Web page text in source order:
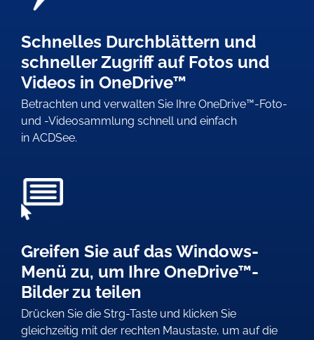
Schnelles Durchblättern und
schneller Zugriff auf Fotos und
Videos in OneDrive™
Betrachten und verwalten Sie Ihre OneDrive™-Foto-
und -Videosammlung schnell und einfach
in ACDSee.
Greifen Sie auf das Windows-
Menü zu, um Ihre OneDrive™-
Bilder zu teilen
Drücken Sie die Strg-Taste und klicken Sie
gleichzeitig mit der rechten Maustaste, um auf die